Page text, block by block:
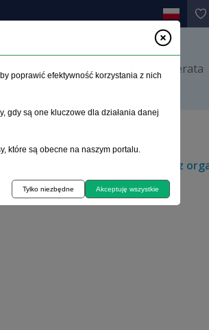
dla autorów Kontakt Prenumerata
na przebieg relaksacji u chorych z
poprawić efektywność korzystania z nich
gdy są one kluczowe dla działania danej
które są obecne na naszym portalu.
Tylko niezbędne Akceptuję wszystkie